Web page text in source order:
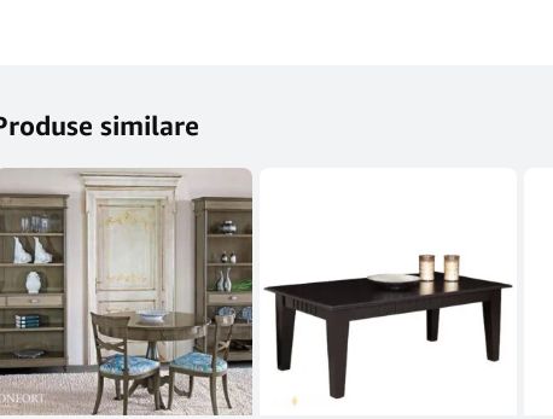
similare